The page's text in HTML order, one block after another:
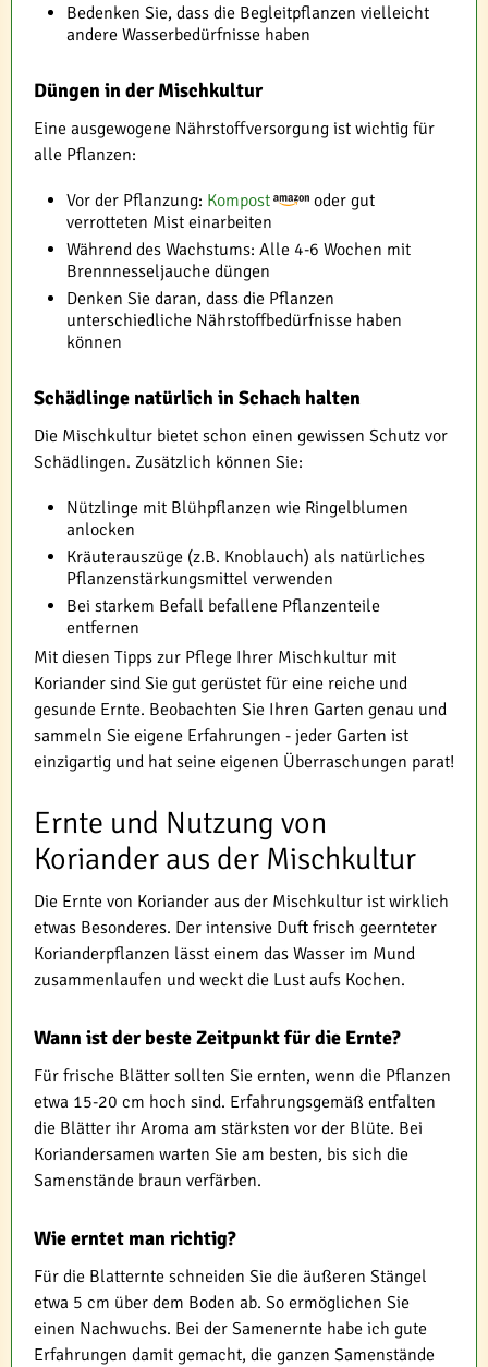
Bedenken Sie, dass die Begleitpflanzen vielleicht
andere Wasserbedürfnisse haben
Düngen in der Mischkultur
Eine ausgewogene Nährstoffversorgung ist wichtig für
alle Pflanzen:
Vor der Pflanzung: Kompost
oder gut
verrotteten Mist einarbeiten
Während des Wachstums: Alle 4-6 Wochen mit
Brennnesseljauche düngen
Denken Sie daran, dass die Pflanzen
unterschiedliche Nährstoffbedürfnisse haben
können
Schädlinge natürlich in Schach halten
Die Mischkultur bietet schon einen gewissen Schutz vor
Schädlingen. Zusätzlich können Sie:
Nützlinge mit Blühpflanzen wie Ringelblumen
anlocken
Kräuterauszüge (z.B. Knoblauch) als natürliches
Pflanzenstärkungsmittel verwenden
Bei starkem Befall befallene Pflanzenteile
entfernen
Mit diesen Tipps zur Pflege Ihrer Mischkultur mit
Koriander sind Sie gut gerüstet für eine reiche und
gesunde Ernte. Beobachten Sie Ihren Garten genau und
sammeln Sie eigene Erfahrungen - jeder Garten ist
einzigartig und hat seine eigenen Überraschungen parat!
Ernte und Nutzung von
Koriander aus der Mischkultur
Die Ernte von Koriander aus der Mischkultur ist wirklich
etwas Besonderes. Der intensive Duft frisch geernteter
Korianderpflanzen lässt einem das Wasser im Mund
zusammenlaufen und weckt die Lust aufs Kochen.
Wann ist der beste Zeitpunkt für die Ernte?
Für frische Blätter sollten Sie ernten, wenn die Pflanzen
etwa 15-20 cm hoch sind. Erfahrungsgemäß entfalten
die Blätter ihr Aroma am stärksten vor der Blüte. Bei
Koriandersamen warten Sie am besten, bis sich die
Samenstände braun verfärben.
Wie erntet man richtig?
Für die Blatternte schneiden Sie die äußeren Stängel
etwa 5 cm über dem Boden ab. So ermöglichen Sie
einen Nachwuchs. Bei der Samenernte habe ich gute
Erfahrungen damit gemacht, die ganzen Samenstände